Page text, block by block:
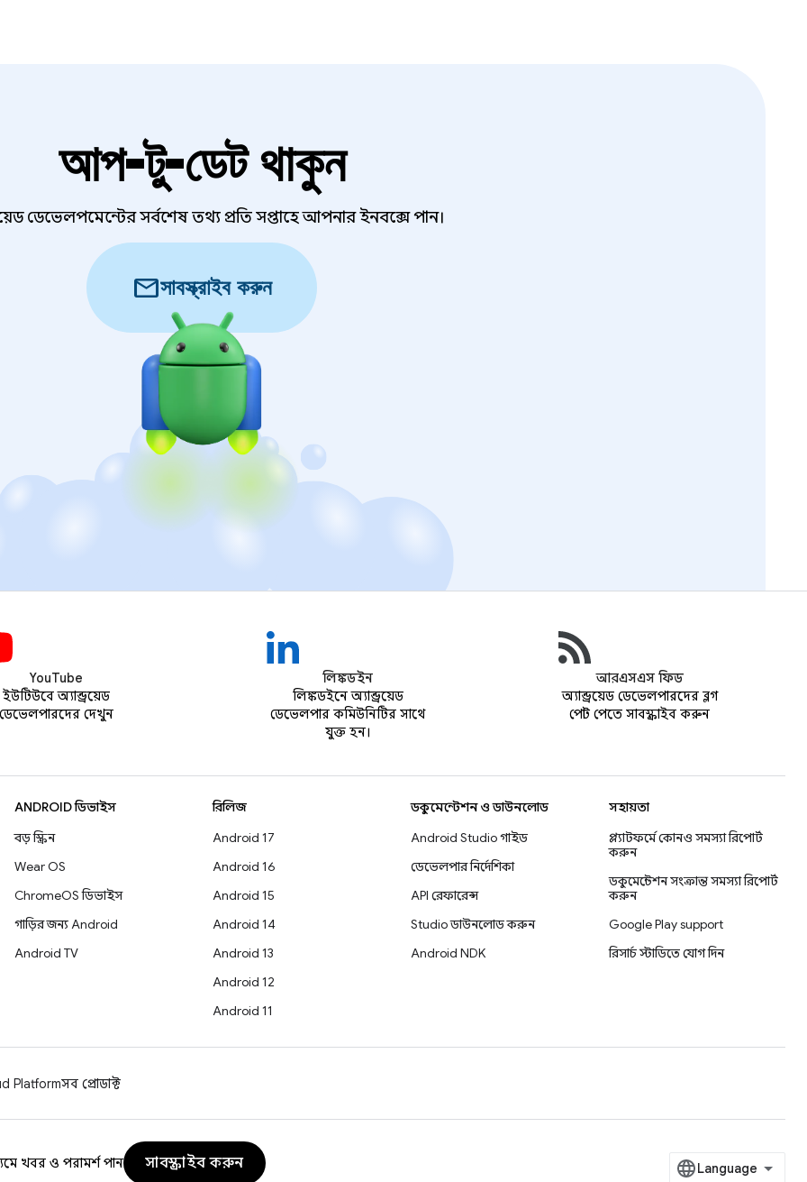
আপ-টু-ডেট থাকুন
ডেভেলপমেন্টের সর্বশেষ তথ্য প্রতি সপ্তাহে আপনার ইনবক্সে পান।
mailসাবস্ক্রাইব করুন
YouTube
ইউটিউবে অ্যান্ড্রয়েড
ডেভেলপারদের দেখুন
লিঙ্কডইন
লিঙ্কডইনে অ্যান্ড্রয়েড
ডেভেলপার কমিউনিটির সাথে
যুক্ত হন।
আরএসএস ফিড
অ্যান্ড্রয়েড ডেভেলপারদের ব্লগ
পোস্ট পেতে সাবস্ক্রাইব করুন
ANDROID ডিভাইস
বড় স্ক্রিন
Wear OS
ChromeOS ডিভাইস
গাড়ির জন্য Android
Android TV
রিলিজ
Android 17
Android 16
Android 15
Android 14
Android 13
Android 12
Android 11
ডকুমেন্টেশন ও ডাউনলোড
Android Studio গাইড
ডেভেলপার নির্দেশিকা
API রেফারেন্স
Studio ডাউনলোড করুন
Android NDK
সহায়তা
প্ল্যাটফর্মে কোনও সমস্যা রিপোর্ট
করুন
ডকুমেন্টেশন সংক্রান্ত সমস্যা রিপোর্ট
করুন
Google Play support
রিসার্চ স্টাডিতে যোগ দিন
Platformসব প্রোডাক্ট
খবর ও পরামর্শ পান সাবস্ক্রাইব করুন